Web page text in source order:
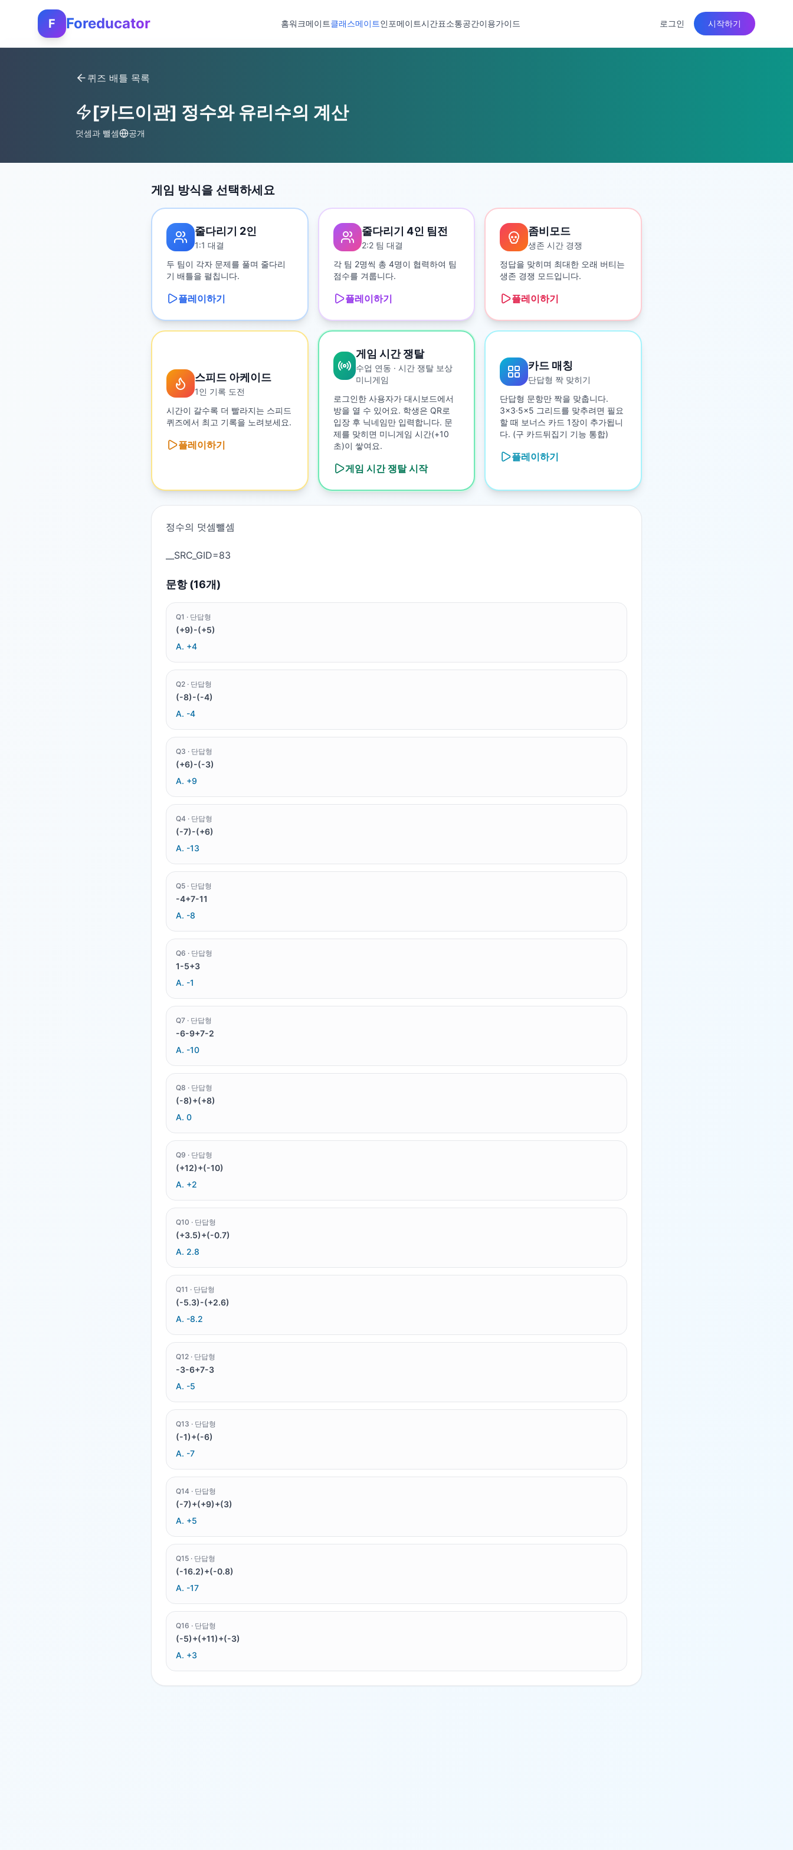
F Foreducator 홈워크메이트클래스메이트인포메이트시간표소통공간이용가이드 로그인 시작하기
퀴즈 배틀 목록
[카드이관] 정수와 유리수의 계산
덧셈과 뺄셈 공개
게임 방식을 선택하세요
줄다리기 2인
1:1 대결
두 팀이 각자 문제를 풀며 줄다리
기 배틀을 펼칩니다.
플레이하기
줄다리기 4인 팀전
2:2 팀 대결
각 팀 2명씩 총 4명이 협력하여 팀
점수를 겨룹니다.
플레이하기
좀비모드
생존 시간 경쟁
정답을 맞히며 최대한 오래 버티는
생존 경쟁 모드입니다.
플레이하기
스피드 아케이드
1인 기록 도전
시간이 갈수록 더 빨라지는 스피드
퀴즈에서 최고 기록을 노려보세요.
플레이하기
게임 시간 쟁탈
수업 연동 · 시간 쟁탈 보상
미니게임
로그인한 사용자가 대시보드에서
방을 열 수 있어요. 학생은 QR로
입장 후 닉네임만 입력합니다. 문
제를 맞히면 미니게임 시간(+10
초)이 쌓여요.
게임 시간 쟁탈시작
카드 매칭
단답형 짝 맞히기
단답형 문항만 짝을 맞춥니다.
3×3·5×5 그리드를 맞추려면 필요
할 때 보너스 카드 1장이 추가됩니
다. (구 카드뒤집기 기능 통합)
플레이하기
정수의 덧셈뺄셈
문항 (16개)
Q1 · 단답형
(+9)-(+5)
A. +4
Q2 · 단답형
(-8)-(-4)
A. -4
Q3 · 단답형
(+6)-(-3)
A. +9
Q4 · 단답형
(-7)-(+6)
A. -13
Q5 · 단답형
-4+7-11
A. -8
Q6 · 단답형
1-5+3
A. -1
Q7 · 단답형
-6-9+7-2
A. -10
Q8 · 단답형
(-8)+(+8)
A. 0
Q9 · 단답형
(+12)+(-10)
A. +2
Q10 · 단답형
(+3.5)+(-0.7)
A. 2.8
Q11 · 단답형
(-5.3)-(+2.6)
A. -8.2
Q12 · 단답형
-3-6+7-3
A. -5
Q13 · 단답형
(-1)+(-6)
A. -7
Q14 · 단답형
(-7)+(+9)+(3)
A. +5
Q15 · 단답형
(-16.2)+(-0.8)
A. -17
Q16 · 단답형
(-5)+(+11)+(-3)
A. +3